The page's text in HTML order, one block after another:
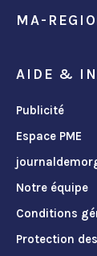
MA-
AIDE &
Publicité
Espace PME
Notre équipe
Conditions
Protection